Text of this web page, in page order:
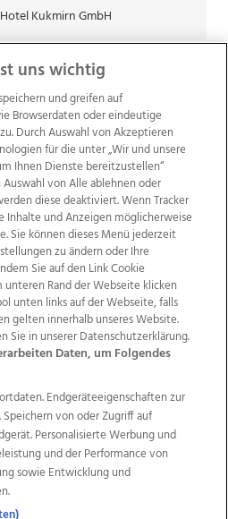
Kontakt
Jobs
AGB Anzeigekunden
Politische Werbung
Medienhauses Wimmer
OÖNow
Ischler Woche
OÖN Immobilien
Reise
Promenaden Galerien
wirtrauern.at
uns wichtig
und greifen auf
Browserdaten oder eindeutige
Durch Auswahl von Akzeptieren
für die unter „Wir und unsere
Ihnen Dienste bereitzustellen“
von Alle ablehnen oder
diese deaktiviert. Wenn Tracker
Inhalte und Anzeigen möglicherweise
Sie können dieses Menü jederzeit
zu ändern oder Ihre
Sie auf den Link Cookie
Rand der Webseite klicken
unten links auf der Webseite, falls
gelten innerhalb unseres Website.
Sie in unserer Datenschutzerklärung.
Daten, um Folgendes
Endgeräteeigenschaften zur
von oder Zugriff auf
Personalisierte Werbung und
und der Performance von
sowie Entwicklung und